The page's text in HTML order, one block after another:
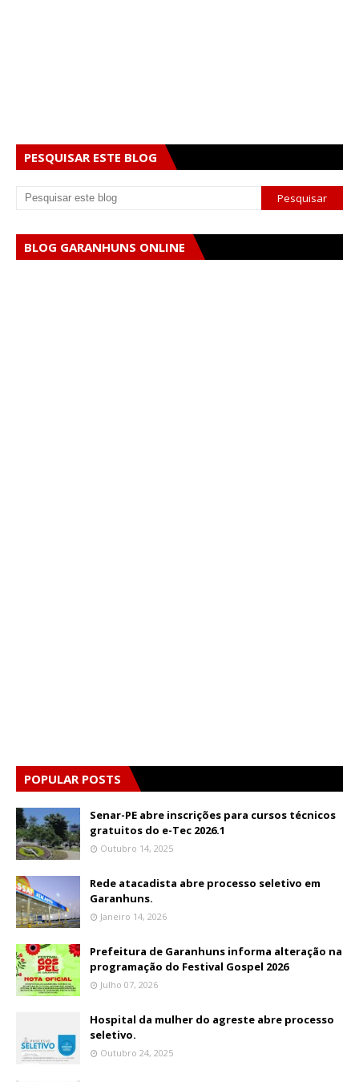
PESQUISAR ESTE BLOG
BLOG GARANHUNS ONLINE
POPULAR POSTS
Senar-PE abre inscrições para cursos técnicos
gratuitos do e-Tec 2026.1
Outubro 14, 2025
Rede atacadista abre processo seletivo em
Garanhuns.
Janeiro 14, 2026
Prefeitura de Garanhuns informa alteração na
programação do Festival Gospel 2026
Julho 07, 2026
Hospital da mulher do agreste abre processo
seletivo.
Outubro 24, 2025